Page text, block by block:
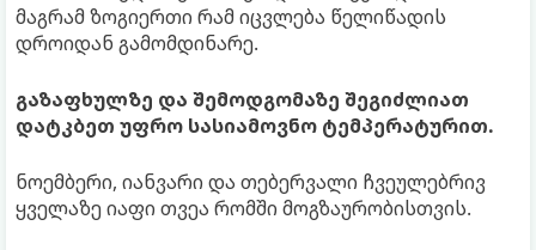
მაგრამ ზოგიერთი რამ იცვლება წელიწადის
დროიდან გამომდინარე.
გაზაფხულზე და შემოდგომაზე შეგიძლიათ
დატკბეთ უფრო სასიამოვნო ტემპერატურით.
ნოემბერი, იანვარი და თებერვალი ჩვეულებრივ
ყველაზე იაფი თვეა რომში მოგზაურობისთვის.